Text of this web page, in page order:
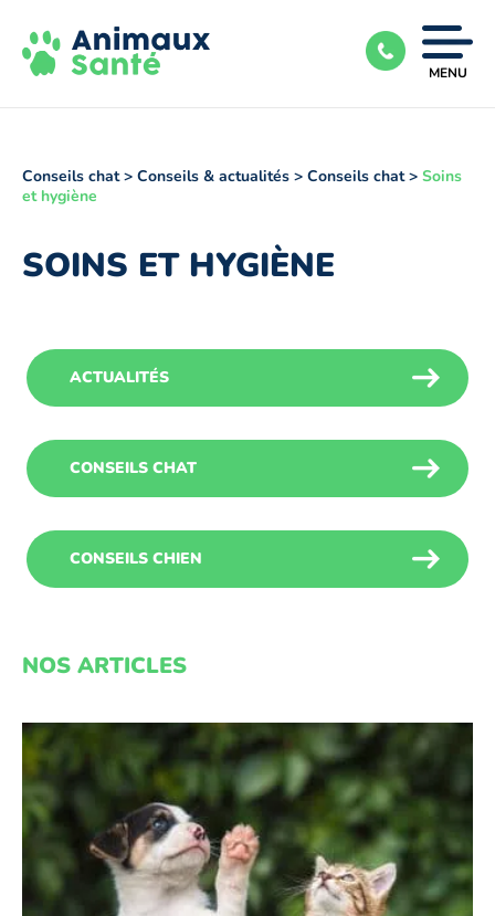
Ouvrir
MENU
Conseils chat> Conseils & actualités > Conseils chat> Soins
et hygiène
SOINS ET HYGIÈNE
ACTUALITÉS
CONSEILS CHAT
CONSEILS CHIEN
NOS ARTICLES